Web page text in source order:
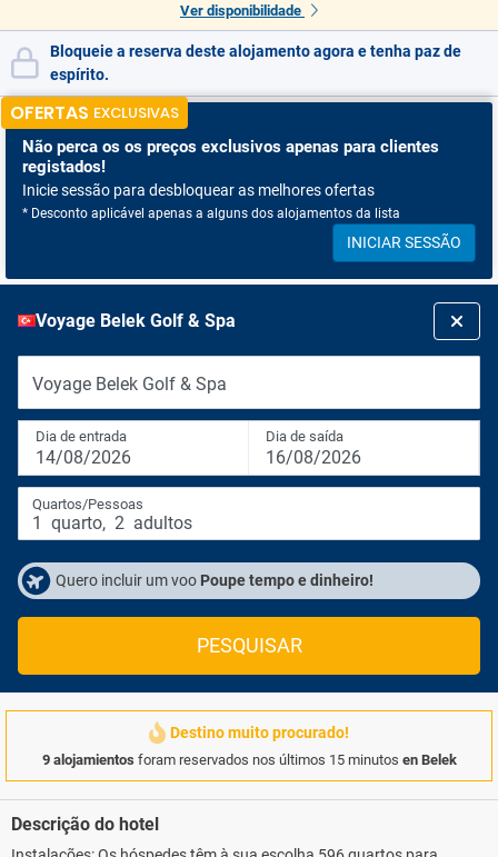
Ver disponibilidade
Bloqueie a reserva deste alojamento agora e tenha paz de
espírito.
OFERTAS EXCLUSIVAS
Não perca os os preços exclusivos apenas para clientes
registados!
Inicie sessão para desbloquear as melhores ofertas
* Desconto aplicável apenas a alguns dos alojamentos da lista
INICIAR SESSÃO
Voyage Belek Golf & Spa
Voyage Belek Golf & Spa
Dia de entrada
14/08/2026
Dia de saída
16/08/2026
Quartos/Pessoas
1 quarto, 2 adultos
Quero incluir um voo Poupe tempo e dinheiro!
PESQUISAR
Destino muito procurado!
9 alojamientos foram reservados nos últimos 15 minutos en Belek
Descrição do hotel